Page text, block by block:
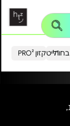
הייטקזון PRO²